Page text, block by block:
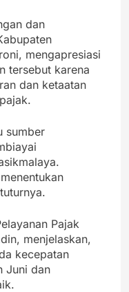
dan
mengapresiasi
tersebut karena
dan ketaatan
sumber
Pajak
menjelaskan,
kecepatan
Juni dan